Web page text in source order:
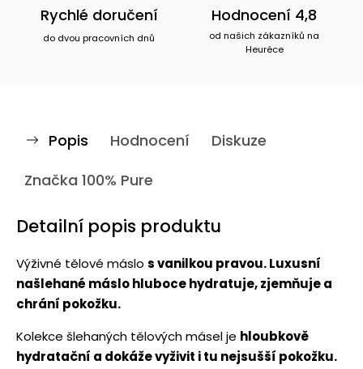
Rychlé doručení
do dvou pracovních dnů
Hodnocení 4,8
od našich zákazníků na
Heuréce
Popis Hodnocení
Diskuze
Značka 100% Pure
Detailní popis produktu
Výživné tělové máslo s vanilkou pravou. Luxusní
našlehané máslo hluboce hydratuje, zjemňuje a
chrání pokožku.
Kolekce šlehaných tělových másel je hloubkově
hydratační a dokáže vyživit i tu nejsušší pokožku.